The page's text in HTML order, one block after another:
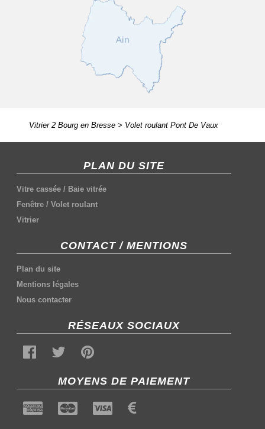
Vitrier 2 Bourg en Bresse> Volet roulant Pont De Vaux
PLAN DU SITE
Vitre cassée / Baie vitrée
Fenêtre /Volet roulant
Vitrier
CONTACT / MENTIONS
Plan du site
Mentions légales
Nous contacter
RÉSEAUX SOCIAUX
MOYENS DE PAIEMENT